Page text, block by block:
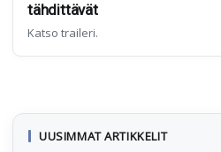
tähdittävät
Katso traileri.
UUSIMMAT ARTIKKELIT